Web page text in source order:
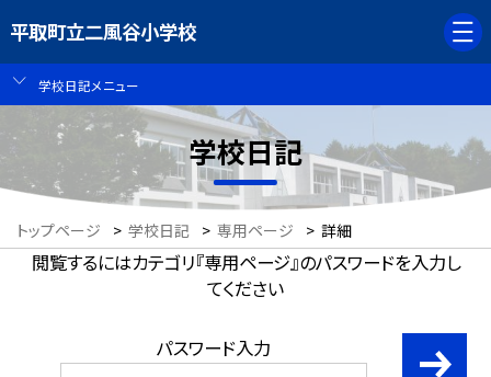
平取町立二風谷小学校
学校日記メニュー
学校日記
トップページ > 学校日記 > 専用ページ > 詳細
閲覧するにはカテゴリ『専用ページ』のパスワードを入力し
てください
パスワード入力